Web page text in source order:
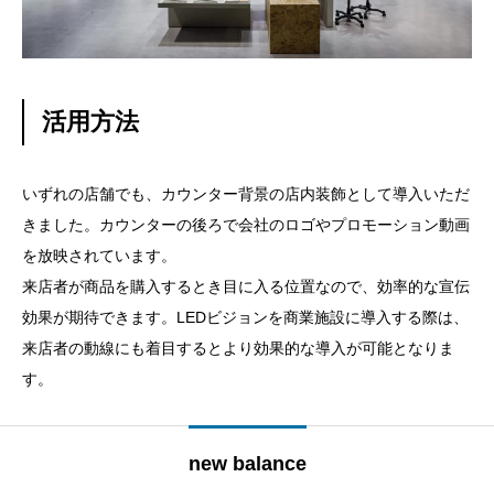
活用方法
いずれの店舗でも、カウンター背景の店内装飾として導入いただ
きました。カウンターの後ろで会社のロゴやプロモーション動画
を放映されています。
来店者が商品を購入するとき目に入る位置なので、効率的な宣伝
効果が期待できます。LEDビジョンを商業施設に導入する際は、
来店者の動線にも着目するとより効果的な導入が可能となりま
す。
new balance